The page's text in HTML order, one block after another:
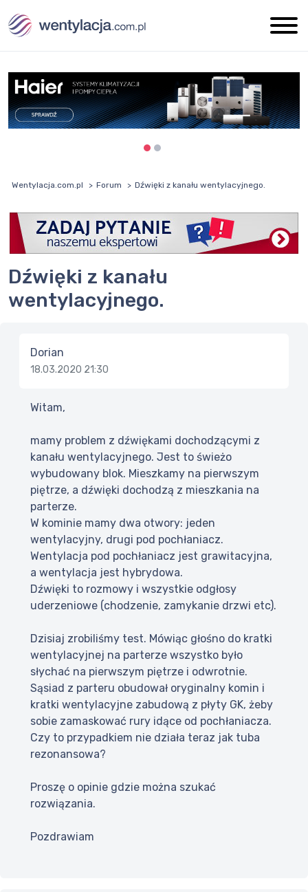
Wentylacja.com.pl Forum Dźwięki z kanału wentylacyjnego.
Dźwięki z kanału
wentylacyjnego.
Dorian
18.03.2020 21:30
Witam,
mamy problem z dźwiękami dochodzącymi z
kanału wentylacyjnego. Jest to świeżo
wybudowany blok. Mieszkamy na pierwszym
piętrze, a dźwięki dochodzą z mieszkania na
parterze.
W kominie mamy dwa otwory: jeden
wentylacyjny, drugi pod pochłaniacz.
Wentylacja pod pochłaniacz jest grawitacyjna,
a wentylacja jest hybrydowa.
Dźwięki to rozmowy i wszystkie odgłosy
uderzeniowe (chodzenie, zamykanie drzwi etc).
Dzisiaj zrobiliśmy test. Mówiąc głośno do kratki
wentylacyjnej na parterze wszystko było
słychać na pierwszym piętrze i odwrotnie.
Sąsiad z parteru obudował oryginalny komin i
kratki wentylacyjne zabudową z płyty GK, żeby
sobie zamaskować rury idące od pochłaniacza.
Czy to przypadkiem nie działa teraz jak tuba
rezonansowa?
Proszę o opinie gdzie można szukać
rozwiązania.
Pozdrawiam